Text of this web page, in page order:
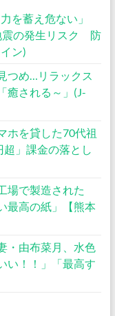
を蓄え危ない」
震の発生リスク 防
ン)
つめ…リラックス
癒される～」(J-
ホを貸した70代祖
」課金の落とし
場で製造された
最高の紙」【熊本
・由布菜月、水色
い！！」「最高す